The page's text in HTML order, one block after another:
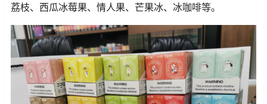
荔枝、西瓜冰莓果、情人果、芒果冰、冰咖啡等。